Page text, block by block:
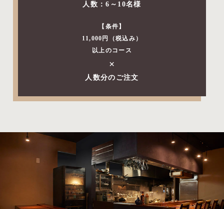
人数：6～10名様
【条件】
11,000 円（税込み）
以上のコース
×
人数分のご注文